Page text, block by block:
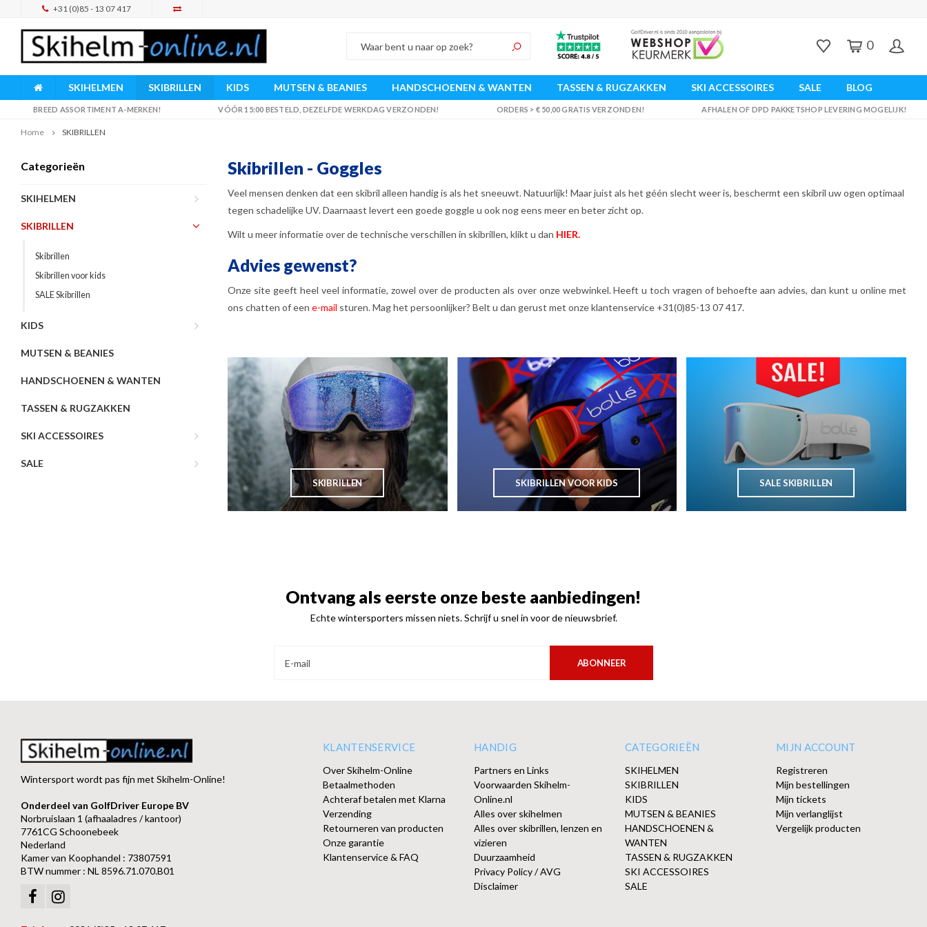
+31 (0)85 - 13 07 417
0
SKIHELMEN SKIBRILLEN KIDS MUTSEN & BEANIES HANDSCHOENEN & WANTEN TASSEN & RUGZAKKEN SKI ACCESSOIRES SALE BLOG
BREED ASSORTIMENT A-MERKEN! VÓÓR 15:00 BESTELD, DEZELFDE WERKDAG VERZONDEN! ORDERS > € 50,00 GRATIS VERZONDEN! AFHALEN OF DPD PAKKETSHOP LEVERING MOGELIJK!
Home SKIBRILLEN
Categorieën
SKIHELMEN
SKIBRILLEN
Skibrillen
Skibrillen voor kids
SALE Skibrillen
KIDS
MUTSEN & BEANIES
HANDSCHOENEN & WANTEN
TASSEN & RUGZAKKEN
SKI ACCESSOIRES
SALE
Skibrillen - Goggles
Veel mensen denken dat een skibril alleen handig is als het sneeuwt. Natuurlijk! Maar juist als het géén slecht weer is, beschermt een skibril uw ogen optimaal
tegen schadelijke UV. Daarnaast levert een goede goggle u ook nog eens meer en beter zicht op.
Wilt u meer informatie over de technische verschillen in skibrillen, klikt u dan HIER.
Advies gewenst?
Onze site geeft heel veel informatie, zowel over de producten als over onze webwinkel. Heeft u toch vragen of behoefte aan advies, dan kunt u online met
ons chatten of een e-mail sturen. Mag het persoonlijker? Belt u dan gerust met onze klantenservice +31(0)85-13 07 417.
SKIBRILLEN SKIBRILLEN VOOR KIDS SALE SKIBRILLEN
Ontvang als eerste onze beste aanbiedingen!
Echte wintersporters missen niets. Schrijf u snel in voor de nieuwsbrief.
ABONNEER
Wintersport wordt pas fijn met Skihelm-Online!
Onderdeel van GolfDriver Europe BV
Norbruislaan 1 (afhaaladres / kantoor)
7761CG Schoonebeek
Nederland
Kamer van Koophandel : 73807591
BTW nummer : NL 8596.71.070.B01
KLANTENSERVICE
Over Skihelm-Online
Betaalmethoden
Achteraf betalen met Klarna
Verzending
Retourneren van producten
Onze garantie
Klantenservice & FAQ
HANDIG
Partners en Links
Voorwaarden Skihelm-
Online.nl
Alles over skihelmen
Alles over skibrillen, lenzen en
vizieren
Duurzaamheid
Privacy Policy / AVG
Disclaimer
CATEGORIEËN
SKIHELMEN
SKIBRILLEN
KIDS
MUTSEN & BEANIES
HANDSCHOENEN &
WANTEN
TASSEN & RUGZAKKEN
SKI ACCESSOIRES
SALE
MIJN ACCOUNT
Registreren
Mijn bestellingen
Mijn tickets
Mijn verlanglijst
Vergelijk producten